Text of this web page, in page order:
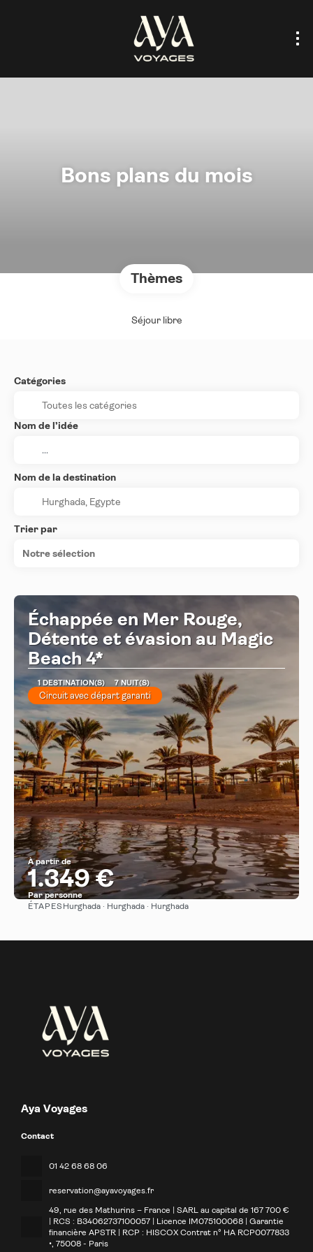
Bons plans du mois
Thèmes
Séjour libre
Catégories
Nom de l’idée
Nom de la destination
Trier par
Notre sélection
Échappée en Mer Rouge,
Détente et évasion au Magic
Beach 4*
1 DESTINATION(S) 7 NUIT(S)
Circuit avec départ garanti
À partir de
1.349 €
Par personne
Afficher
ÉTAPES Hurghada · Hurghada · Hurghada
Aya Voyages
Contact
01 42 68 68 06
reservation@ayavoyages.fr
49, rue des Mathurins – France | SARL au capital de 167 700 €
| RCS : B34062737100057 | Licence IM075100068 | Garantie
financière APSTR | RCP : HISCOX Contrat n° HA RCP0077833
• , 75008 - Paris